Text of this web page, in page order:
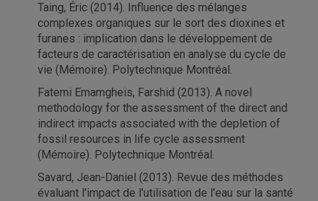
Taing, Éric (2014). Influence des mélanges
complexes organiques sur le sort des dioxines et
furanes : implication dans le développement de
facteurs de caractérisation en analyse du cycle de
vie (Mémoire). Polytechnique Montréal.
Fatemi Emamgheis, Farshid (2013). A novel
methodology for the assessment of the direct and
indirect impacts associated with the depletion of
fossil resources in life cycle assessment
(Mémoire). Polytechnique Montréal.
Savard, Jean-Daniel (2013). Revue des méthodes
évaluant l'impact de l'utilisation de l'eau sur la santé